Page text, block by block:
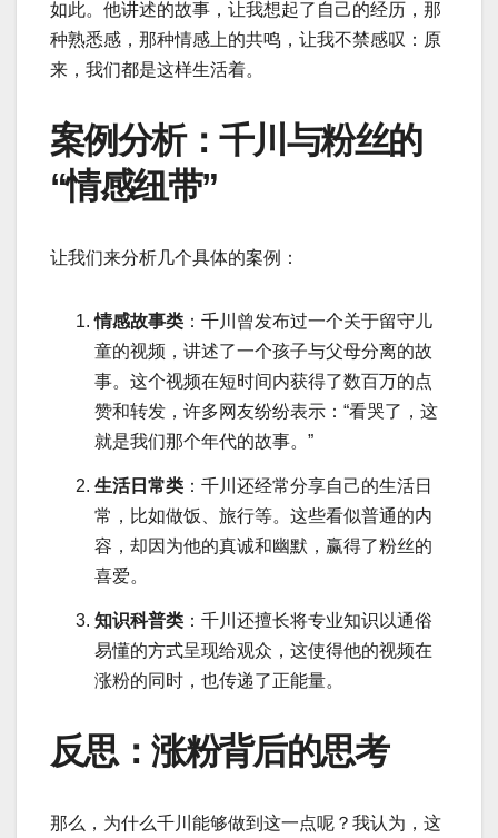
如此。他讲述的故事，让我想起了自己的经历，那
种熟悉感，那种情感上的共鸣，让我不禁感叹：原
来，我们都是这样生活着。
案例分析：千川与粉丝的
“情感纽带”
让我们来分析几个具体的案例：
情感故事类 ：千川曾发布过一个关于留守儿
童的视频，讲述了一个孩子与父母分离的故
事。这个视频在短时间内获得了数百万的点
赞和转发，许多网友纷纷表示：“看哭了，这
就是我们那个年代的故事。”
生活日常类 ：千川还经常分享自己的生活日
常，比如做饭、旅行等。这些看似普通的内
容，却因为他的真诚和幽默，赢得了粉丝的
喜爱。
知识科普类 ：千川还擅长将专业知识以通俗
易懂的方式呈现给观众，这使得他的视频在
涨粉的同时，也传递了正能量。
反思：涨粉背后的思考
那么，为什么千川能够做到这一点呢？我认为，这